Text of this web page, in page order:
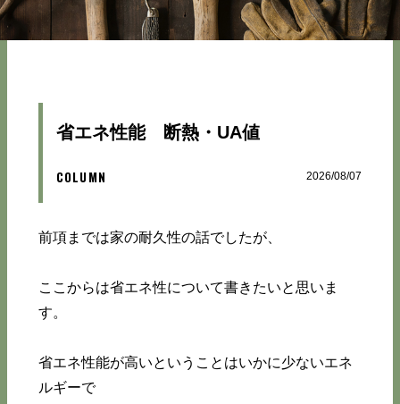
省エネ性能 断熱・UA値
COLUMN 2026/08/07
前項までは家の耐久性の話でしたが、
ここからは省エネ性について書きたいと思いま
す。
省エネ性能が高いということはいかに少ないエネ
ルギーで